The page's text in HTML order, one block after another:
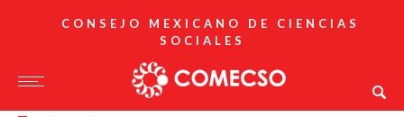
CONSEJO MEXICANO DE CIENCIAS
SOCIALES